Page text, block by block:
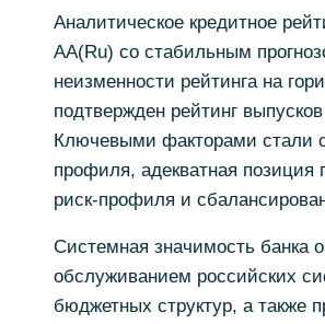
Аналитическое кредитное
АА(Ru) со стабильным
неизменности рейтинга на
подтвержден рейтинг
Ключевыми факторами стали
профиля, адекватная позиция
риск-профиля и
Системная значимость банка
обслуживанием российских
бюджетных структур, а также